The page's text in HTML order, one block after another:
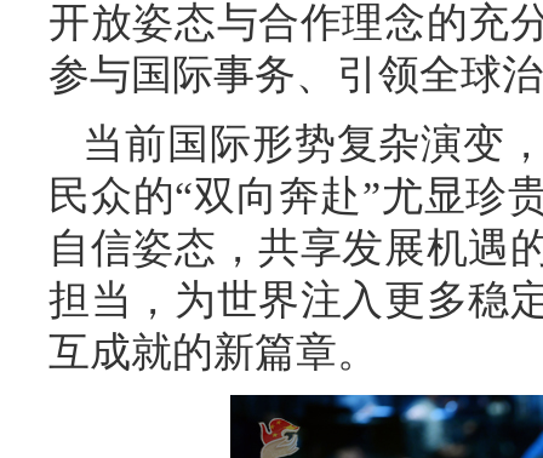
开放姿态与合作理念的充
参与国际事务、引领全球
当前国际形势复杂演变
民众的“双向奔赴”尤显珍
自信姿态，共享发展机遇
担当，为世界注入更多稳
互成就的新篇章。